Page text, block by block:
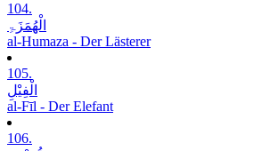
104.
الْھُمَزَۃِ
al-Humaza - Der Lästerer
105.
الْفِیْلِ
al-Fīl - Der Elefant
106.